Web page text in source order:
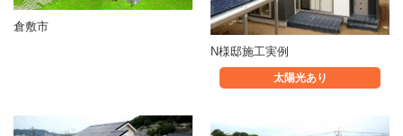
倉敷市
N様邸施工実例
太陽光あり